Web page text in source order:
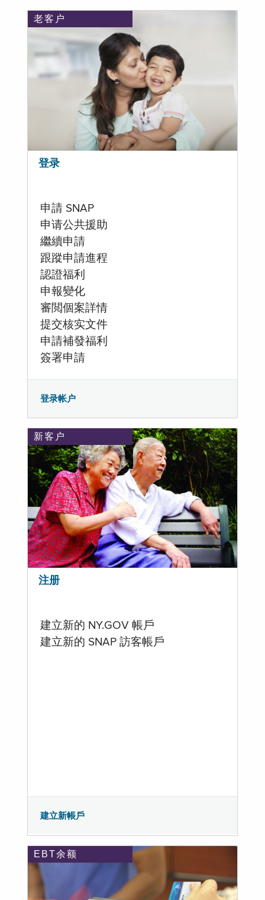
老客户
登录
申請 SNAP
申请公共援助
繼續申請
跟蹤申請進程
認證福利
申報變化
審閲個案詳情
提交核实文件
申請補發福利
簽署申請
登录帐户
新客户
注册
建立新的 NY.GOV 帳戶
建立新的 SNAP 訪客帳戶
建立新帳戶
EBT余额